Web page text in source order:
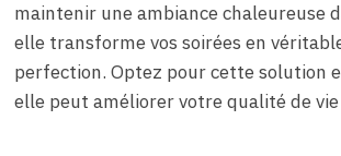
maintenir une ambiance chaleureuse
elle transforme vos soirées en
perfection. Optez pour cette solution
elle peut améliorer votre qualité de